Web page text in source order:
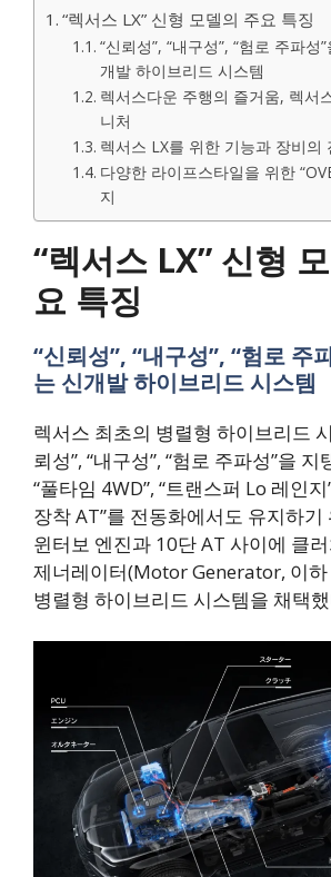
“렉서스 LX” 신형 모델의 주요 특징
“신뢰성”, “내구성”, “험로 주파성
개발 하이브리드 시스템
렉서스다운 주행의 즐거움, 렉서
니처
렉서스 LX를 위한 기능과 장비의
다양한 라이프스타일을 위한
지
“렉서스 LX” 신형
요 특징
“신뢰성”, “내구성”, “험로 주
는 신개발 하이브리드 시스템
렉서스 최초의 병렬형 하이브리드
뢰성”, “내구성”, “험로 주파성”을
“풀타임 4WD”, “트랜스퍼 Lo 레인지
장착 AT”를 전동화에서도 유지하기
윈터보 엔진과 10단 AT 사이에 클
제너레이터(Motor Generator, 이하
병렬형 하이브리드 시스템을 채택